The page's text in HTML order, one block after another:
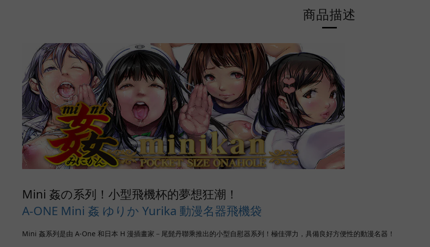
商品描述
Mini 姦の系列！小型飛機杯的夢想狂潮！
A-ONE Mini 姦 ゆりか Yurika 動漫名器飛機袋
Mini 姦系列是由 A-One 和日本 H 漫插畫家－尾髭丹聯乘推出的小型自慰器系列！極佳彈力，具備良好方便性的動漫名器！